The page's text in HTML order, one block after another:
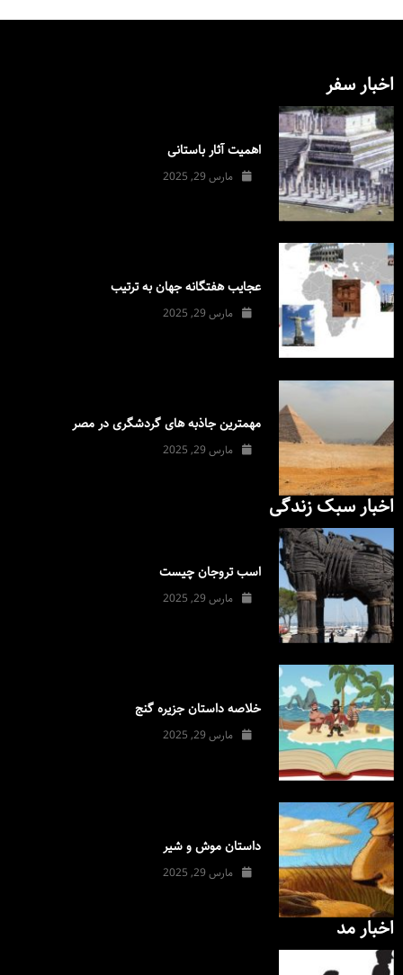
اخبار سفر
اهمیت آثار باستانی
مارس 29, 2025
عجایب هفتگانه جهان به ترتیب
مارس 29, 2025
مهمترین جاذبه های گردشگری در مصر
مارس 29, 2025
اخبار سبک زندگی
اسب تروجان چیست
مارس 29, 2025
خلاصه داستان جزیره گنج
مارس 29, 2025
داستان موش و شیر
مارس 29, 2025
اخبار مد